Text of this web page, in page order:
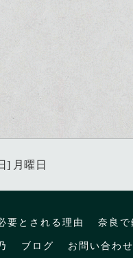
] 月曜日
要とされる理由 奈良
ブログ お問い合わせ